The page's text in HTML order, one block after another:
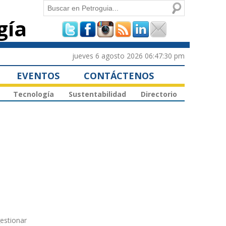
Formulario de
búsqueda
Buscar
jueves 6 agosto 2026 06:47:30 pm
EVENTOS CONTÁCTENOS
Tecnología Sustentabilidad Directorio